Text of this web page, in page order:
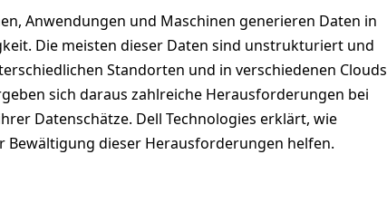
Anwendungen und Maschinen generieren Daten in
Die meisten dieser Daten sind unstrukturiert und
Standorten und in verschiedenen Clouds
sich daraus zahlreiche Herausforderungen bei
Datenschätze. Dell Technologies erklärt, wie
dieser Herausforderungen helfen.